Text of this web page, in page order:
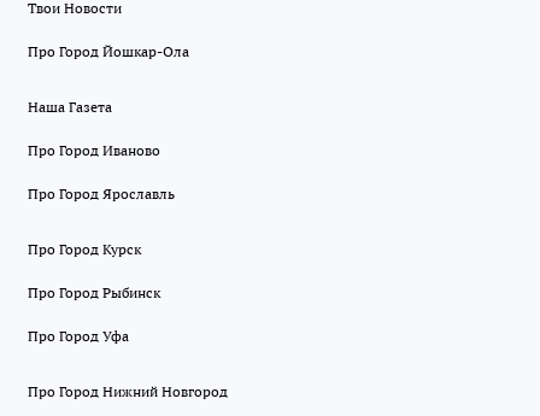
Твои Новости
Про Город Йошкар-Ола
Наша Газета
Про Город Иваново
Про Город Ярославль
Про Город Курск
Про Город Рыбинск
Про Город Уфа
Про Город Нижний Новгород